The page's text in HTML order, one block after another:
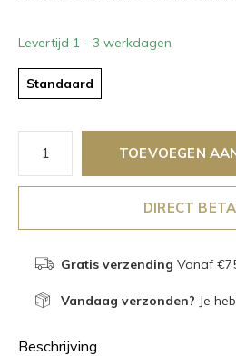
Levertijd 1 - 3 werkdagen
Standaard
TOEVOEGEN
DIRECT
Gratis verzending Vanaf
Vandaag verzonden? Je
Beschrijving